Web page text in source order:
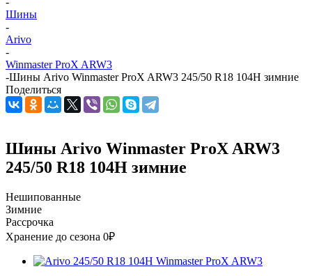
Шины
-
Arivo
-
Winmaster ProX ARW3
-Шины Arivo Winmaster ProX ARW3 245/50 R18 104H зимние
Поделиться
Шины Arivo Winmaster ProX ARW3
245/50 R18 104H зимние
Нешипованные
Зимние
Рассрочка
Хранение до сезона 0₽